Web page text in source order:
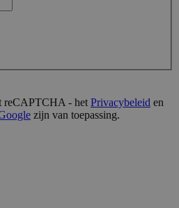
reCAPTCHA - het Privacybeleid en
zijn van toepassing.